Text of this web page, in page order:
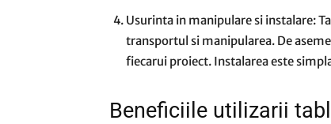
Usurinta in manipulare si instalare:
transportul si manipularea. De
fiecarui proiect. Instalarea este
Beneficiile utilizarii